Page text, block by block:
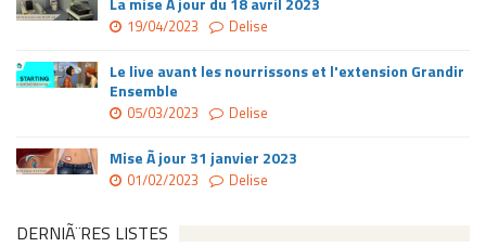
19/04/2023 Delise
Le live avant les nourrissons et l'extension Grandir
Ensemble
05/03/2023 Delise
Mise Ã jour 31 janvier 2023
01/02/2023 Delise
DERNIÃ¨RES LISTES